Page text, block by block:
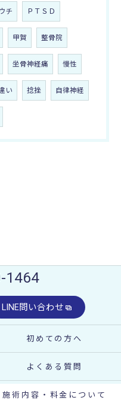
チ ＰＴＳＤ
甲賀 整骨院
坐骨神経痛 慢性
い 捻挫 自律神経
1464
LINE問い合わせ
初めての方へ
よくある質問
施術内容・料金について